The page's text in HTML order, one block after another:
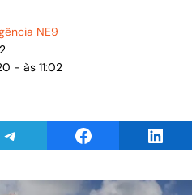
NE9
- às 11:02
Share on TelegramShare on Facebook